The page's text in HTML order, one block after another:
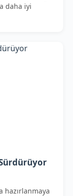
daha iyi
Sürdürüyor
hazırlanmaya